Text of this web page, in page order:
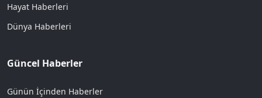
Hayat Haberleri
Dünya Haberleri
Güncel Haberler
Günün İçinden Haberler